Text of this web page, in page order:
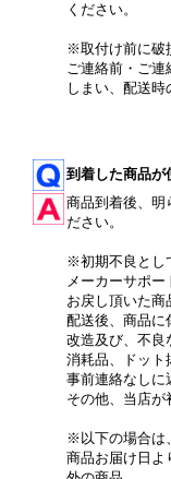
ください。
※取付け前に破
ご連絡前・ご
しまい、配送
到着した商品が
商品到着後、明
ださい。
※初期不良とし
メーカーサポ
お戻し頂いた
配送後、商品に
改造及び、不良
消耗品、ドット
事前連絡なしに
その他、当店
※以下の場合は
商品お届け日よ